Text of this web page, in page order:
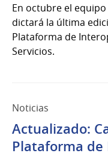
En octubre el
dictará la última
Plataforma de
Servicios.
Noticias
Actualizado:
Plataforma